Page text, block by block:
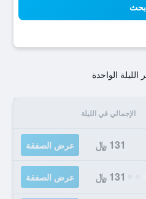
بحث
الواحدة
الإجمالي في الليلة
131 ﷼ عرض الصفقة
131 ﷼ عرض الصفقة